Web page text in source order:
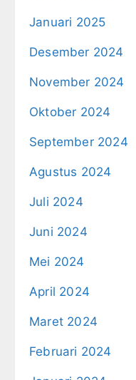
Januari 2025
Desember 2024
November 2024
Oktober 2024
September 2024
Agustus 2024
Juli 2024
Juni 2024
Mei 2024
April 2024
Maret 2024
Februari 2024